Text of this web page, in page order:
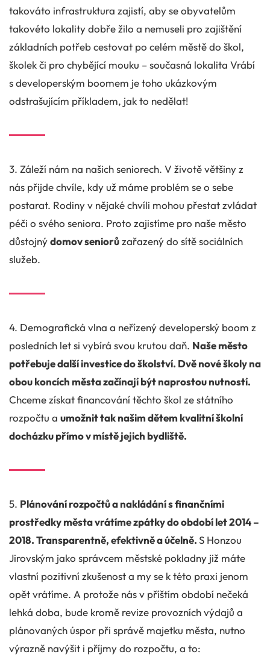
takováto infrastruktura zajistí, aby se obyvatelům
takovéto lokality dobře žilo a nemuseli pro zajištění
základních potřeb cestovat po celém městě do škol,
školek či pro chybějící mouku – současná lokalita Vrábí
s developerským boomem je toho ukázkovým
odstrašujícím příkladem, jak to nedělat!
3. Záleží nám na našich seniorech. V životě většiny z
nás přijde chvíle, kdy už máme problém se o sebe
postarat. Rodiny v nějaké chvíli mohou přestat zvládat
péči o svého seniora. Proto zajistíme pro naše město
důstojnýdomov seniorůzařazený do sítě sociálních
služeb.
4. Demografická vlna a neřízený developerský boom z
posledních let si vybírá svou krutou daň. Naše město
potřebuje další investice do školství. Dvě nové školy na
obou koncích města začínají být naprostou nutností.
Chceme získat financování těchto škol ze státního
rozpočtu a umožnit tak našim dětem kvalitní školní
docházku přímo v místě jejich bydliště.
5. Plánování rozpočtů a nakládání s finančními
prostředky města vrátíme zpátky do období let 2014 –
2018. Transparentně, efektivně a účelně.S Honzou
Jirovským jako správcem městské pokladny již máte
vlastní pozitivní zkušenost a my se k této praxi jenom
opět vrátíme. A protože nás v příštím období nečeká
lehká doba, bude kromě revize provozních výdajů a
plánovaných úspor při správě majetku města, nutno
výrazně navýšit i příjmy do rozpočtu, a to: